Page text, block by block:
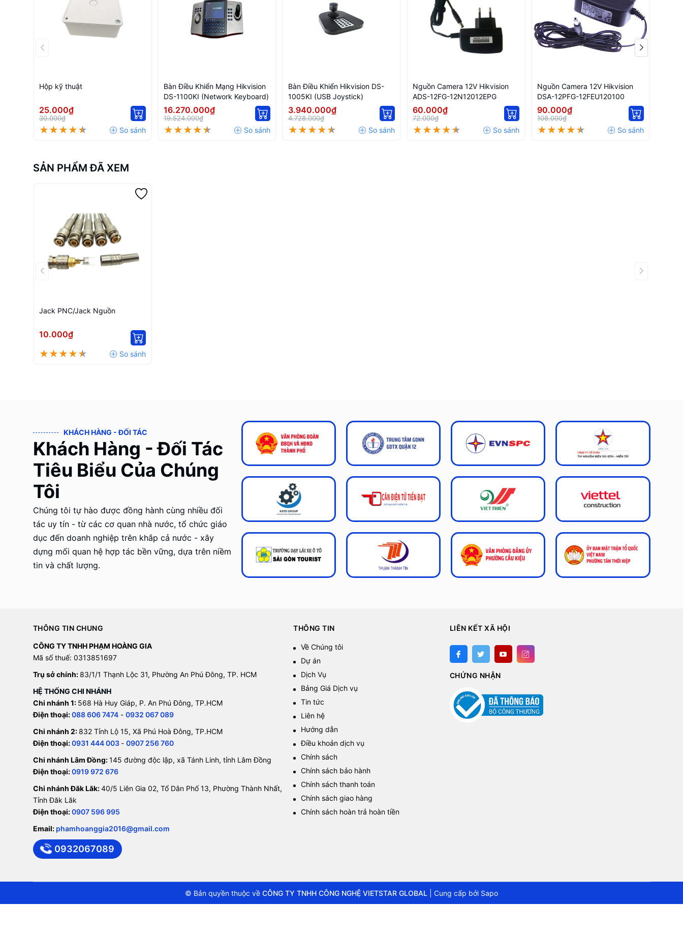
Hộp kỹ thuật
25.000₫
30.000₫
Bàn Điều Khiển Mạng Hikvision
DS-1100KI (Network Keyboard)
16.270.000₫
19.524.000₫
Bàn Điều Khiển Hikvision DS-
1005KI (USB Joystick)
3.940.000₫
4.728.000₫
Nguồn Camera 12V Hikvision
ADS-12FG-12N12012EPG
60.000₫
72.000₫
Nguồn Camera 12V Hikvision
DSA-12PFG-12FEU120100
90.000₫
108.000₫
SẢN PHẨM ĐÃ XEM
Jack PNC/Jack Nguồn
10.000₫
KHÁCH HÀNG - ĐỐI TÁC
Khách Hàng - Đối Tác
Tiêu Biểu Của Chúng
Tôi
Chúng tôi tự hào được đồng hành cùng nhiều đối
tác uy tín - từ các cơ quan nhà nước, tổ chức giáo
dục đến doanh nghiệp trên khắp cả nước - xây
dựng mối quan hệ hợp tác bền vững, dựa trên niềm
tin và chất lượng.
THÔNG TIN CHUNG
CÔNG TY TNHH PHẠM HOÀNG GIA
Mã số thuế: 0313851697
Trụ sở chính: 83/1/1 Thạnh Lộc 31, Phường An Phú Đông, TP. HCM
HỆ THỐNG CHI NHÁNH
Chi nhánh 1: 568 Hà Huy Giáp, P. An Phú Đông, TP.HCM
Điện thoại:088 606 7474- 0932 067 089
Chi nhánh 2: 832 Tỉnh Lộ 15, Xã Phú Hoà Đông, TP.HCM
Điện thoại:0931 444 003 - 0907 256 760
Chi nhánh Lâm Đồng:145 đường độc lập, xã Tánh Linh, tỉnh Lâm Đồng
Điện thoại:0919 972 676
Chi nhánh Đăk Lăk:40/5 Liên Gia 02, Tổ Dân Phố 13, Phường Thành Nhất,
Tỉnh Đăk Lăk
Điện thoại:0907 596 995
Email: phamhoanggia2016@gmail.com
0932067089
THÔNG TIN
Về Chúng tôi
Dự án
Dịch Vụ
Bảng Giá Dịch vụ
Tin tức
Liên hệ
Hướng dẫn
Điều khoản dịch vụ
Chính sách
Chính sách bảo hành
Chính sách thanh toán
Chính sách giao hàng
Chính sách hoàn trả hoàn tiền
LIÊN KẾT XÃ HỘI
CHỨNG NHẬN
© Bản quyền thuộc về CÔNG TY TNHH CÔNG NGHỆ VIETSTAR GLOBAL Cung cấp bởi Sapo